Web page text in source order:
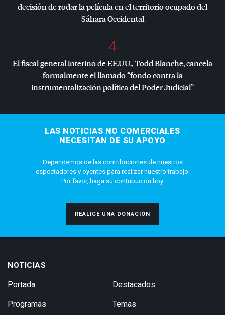
decisión de rodar la película en el territorio ocupado del
Sáhara Occidental
4
El fiscal general interino de EE.UU., Todd Blanche, cancela
formalmente el llamado “fondo contra la
instrumentalización política del Poder Judicial”
LAS NOTICIAS NO COMERCIALES
NECESITAN DE SU APOYO
Dependemos de las contribuciones de nuestros
espectadores y oyentes para realizar nuestro trabajo.
Por favor, haga su contribución hoy.
REALICE UNA DONACIÓN
NOTICIAS
Portada
Programas
Destacados
Temas